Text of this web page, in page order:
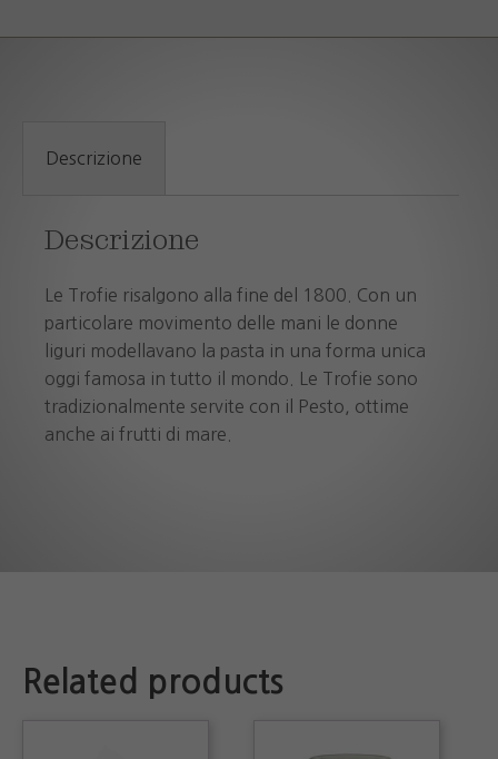
Descrizione
Descrizione
Le Trofie risalgono alla fine del 1800. Con un
particolare movimento delle mani le donne
liguri modellavano la pasta in una forma unica
oggi famosa in tutto il mondo. Le Trofie sono
tradizionalmente servite con il Pesto, ottime
anche ai frutti di mare.
Related products